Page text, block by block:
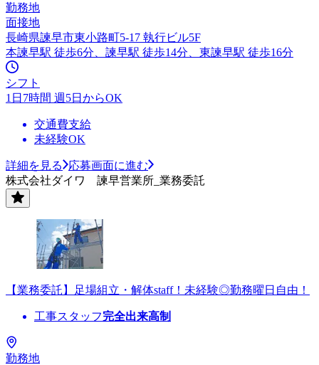
勤務地
面接地
長崎県諫早市東小路町5-17 執行ビル5F
本諫早駅 徒歩6分、諫早駅 徒歩14分、東諫早駅 徒歩16分
シフト
1日7時間 週5日からOK
交通費支給
未経験OK
詳細を見る
応募画面に進む
株式会社ダイワ 諫早営業所_業務委託
【業務委託】足場組立・解体staff！未経験◎勤務曜日自由！
工事スタッフ完全出来高制
勤務地